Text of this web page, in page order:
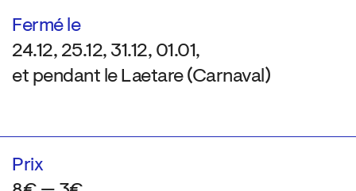
Fermé le
24.12, 25.12, 31.12, 01.01,
et pendant le Laetare (Carnaval)
Prix